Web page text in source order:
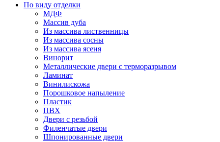
По виду отделки
МДФ
Массив дуба
Из массива лиственницы
Из массива сосны
Из массива ясеня
Винорит
Металлические двери с терморазрывом
Ламинат
Винилискожа
Порошковое напыление
Пластик
ПВХ
Двери с резьбой
Филенчатые двери
Шпонированные двери